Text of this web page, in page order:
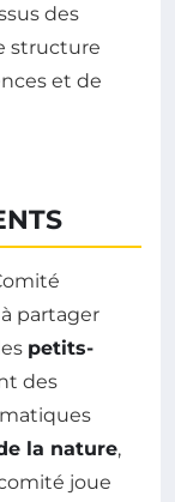
des
structure
et de
partager
petits-
des
la nature,
joue